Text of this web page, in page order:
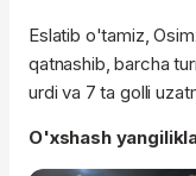
Eslatib o'tamiz,
qatnashib, barcha
urdi va 7 ta golli
O'xshash